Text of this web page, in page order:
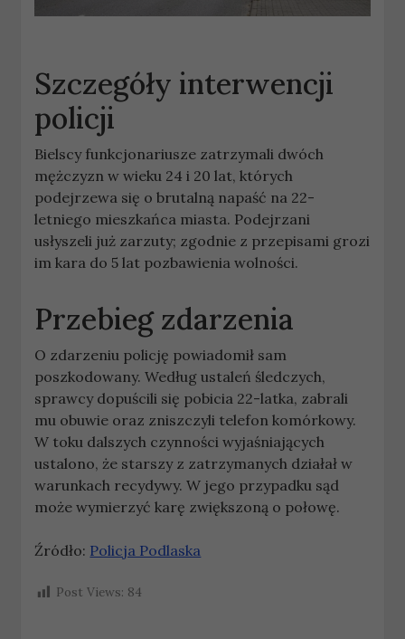
Szczegóły interwencji
policji
Bielscy funkcjonariusze zatrzymali dwóch
mężczyzn w wieku 24 i 20 lat, których
podejrzewa się o brutalną napaść na 22-
letniego mieszkańca miasta. Podejrzani
usłyszeli już zarzuty; zgodnie z przepisami grozi
im kara do 5 lat pozbawienia wolności.
Przebieg zdarzenia
O zdarzeniu policję powiadomił sam
poszkodowany. Według ustaleń śledczych,
sprawcy dopuścili się pobicia 22-latka, zabrali
mu obuwie oraz zniszczyli telefon komórkowy.
W toku dalszych czynności wyjaśniających
ustalono, że starszy z zatrzymanych działał w
warunkach recydywy. W jego przypadku sąd
może wymierzyć karę zwiększoną o połowę.
Źródło: Policja Podlaska
Post Views: 84